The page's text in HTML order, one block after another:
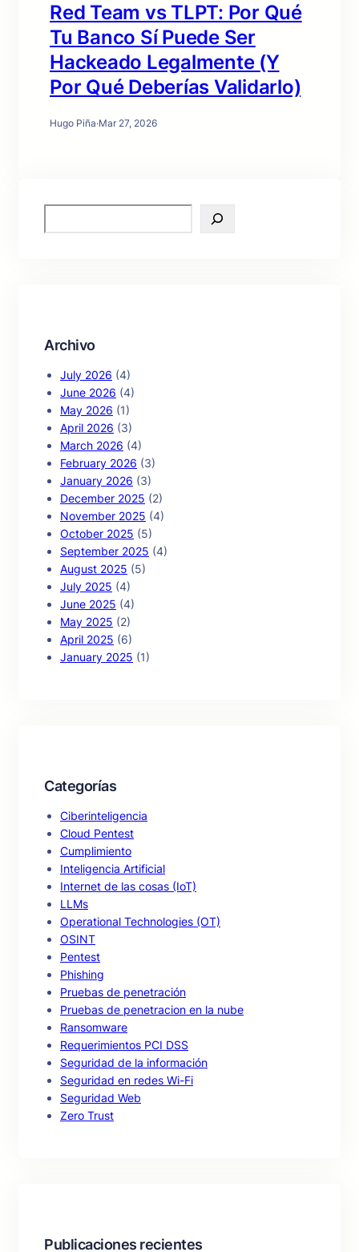
Red Team vs TLPT: Por Qué
Tu Banco Sí Puede Ser
Hackeado Legalmente (Y
Por Qué Deberías Validarlo)
Hugo Piña·Mar 27, 2026
e
Archivo
July 2026 (4)
June 2026 (4)
May 2026 (1)
April 2026 (3)
March 2026 (4)
February 2026 (3)
January 2026 (3)
December 2025 (2)
November 2025 (4)
October 2025 (5)
September 2025 (4)
August 2025 (5)
July 2025 (4)
June 2025 (4)
May 2025 (2)
April 2025 (6)
January 2025 (1)
Categorías
Ciberinteligencia
Cloud Pentest
Cumplimiento
Inteligencia Artificial
Internet de las cosas (IoT)
LLMs
Operational Technologies (OT)
OSINT
Pentest
Phishing
Pruebas de penetración
Pruebas de penetracion en la nube
Ransomware
Requerimientos PCI DSS
Seguridad de la información
Seguridad en redes Wi-Fi
Seguridad Web
Zero Trust
Publicaciones recientes